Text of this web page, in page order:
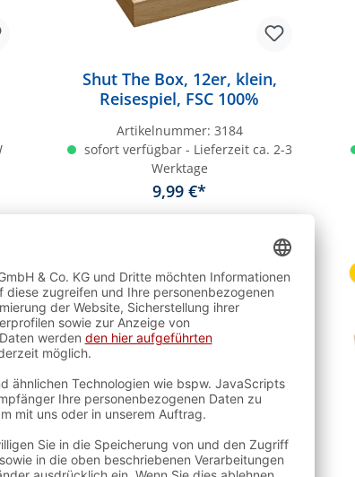
Shut The Box, 12er, klein,
Reisespiel, FSC 100%
Artikelnummer: 3184
sofort verfügbar - Lieferzeit ca. 2-3
Werktage
9,99 €*
Bestseller
Shut The Box, 12er, 4er